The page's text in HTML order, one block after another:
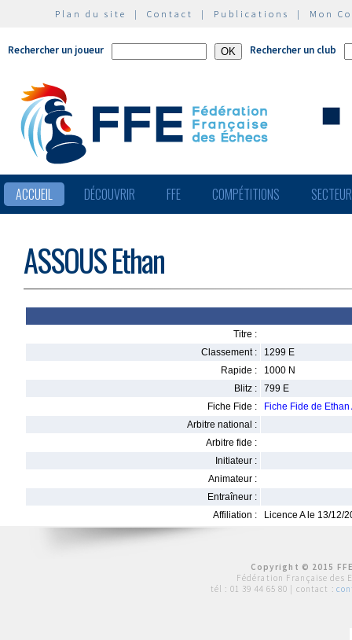
Plan du site | Contact | Publications | Mon
Rechercher un joueur Rechercher un club
ACCUEIL DÉCOUVRIR FFE COMPÉTITIONS
ASSOUS Ethan
Titre :
Classement :
1299 E
Rapide :
1000 N
Blitz :
799 E
Fiche Fide :
Fiche Fide de Ethan
Arbitre national :
Arbitre fide :
Initiateur :
Animateur :
Entraîneur :
Affiliation :
Licence A le 13/12/
Copyright © 2015
Fédération Française des
tél : 01 39 44 65 80 | contact :